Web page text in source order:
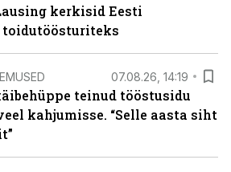
kerkisid Eesti
07.08.26, 14:19
teinud tööstusidu
kahjumisse. “Selle aasta siht